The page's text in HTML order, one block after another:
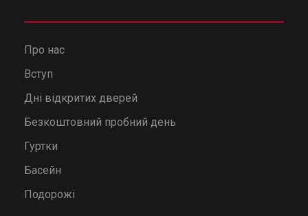
Про нас
Вступ
Дні відкритих дверей
Безкоштовний пробний день
Гуртки
Басейн
Подорожі